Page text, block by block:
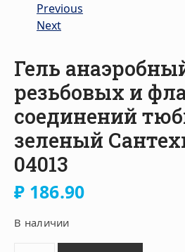
Previous
Next
Гель
резьбовых и
соединений
зеленый
04013
₽ 186.90
В наличии